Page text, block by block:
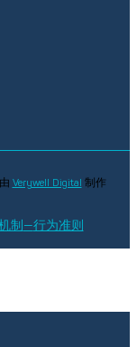
Verywell Digital 制作
制 行为准则